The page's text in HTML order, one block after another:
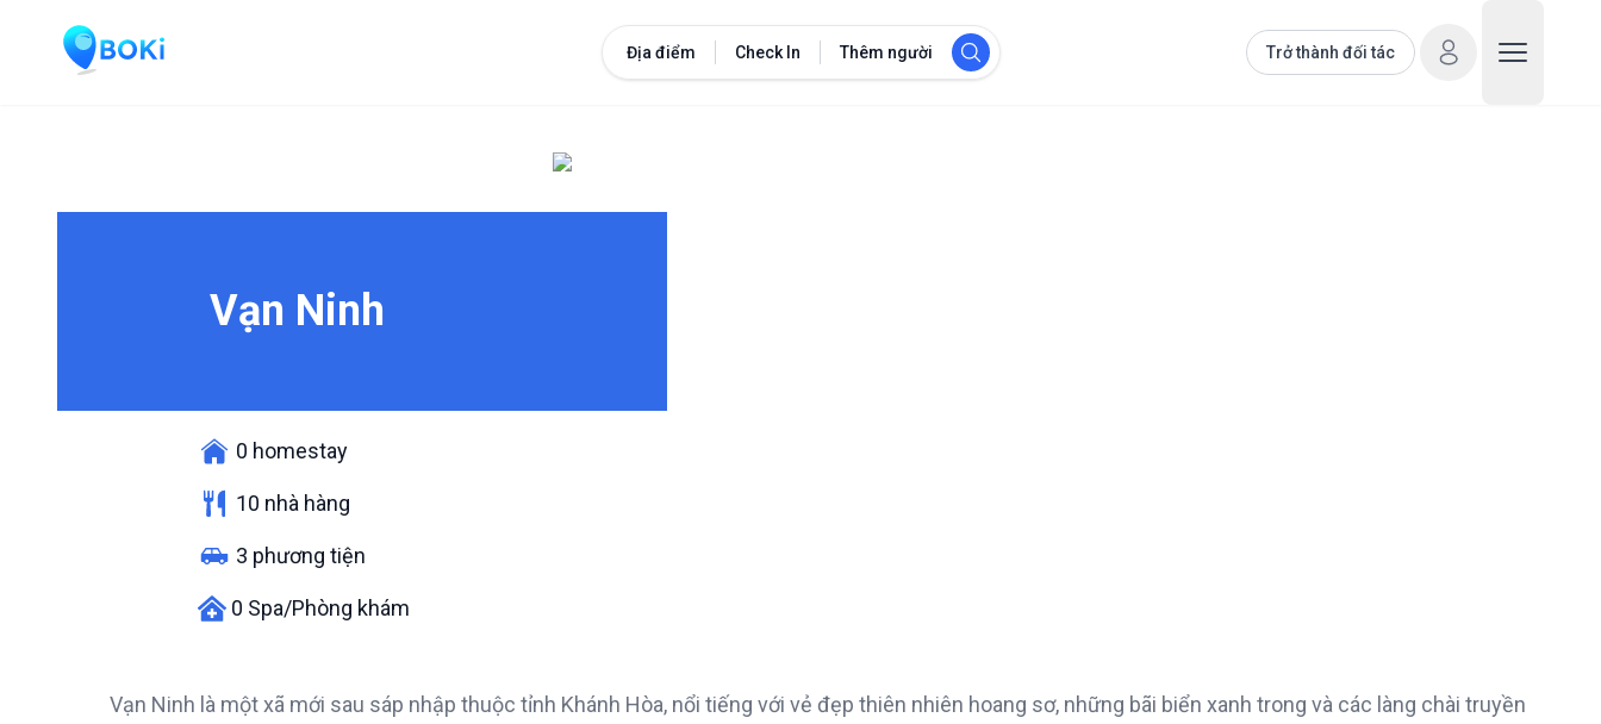
Địa điểm Check In Thêm người Trở thành đối tác
Vạn Ninh
0 homestay
10 nhà hàng
3 phương tiện
0 Spa/Phòng khám
Vạn Ninh là một xã mới sau sáp nhập thuộc tỉnh Khánh Hòa, nổi tiếng với vẻ đẹp thiên nhiên hoang sơ, những bãi biển xanh trong và các làng chài truyền